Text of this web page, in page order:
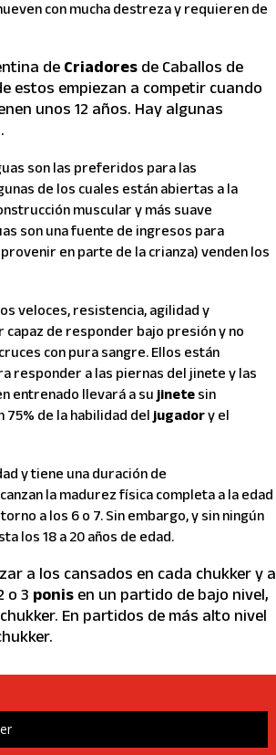
con mucha destreza y requieren de
de Criadores de Caballos de
estos empiezan a competir cuando
unos 12 años. Hay algunas
son las preferidos para las
de los cuales están abiertas a la
muscular y más suave
son una fuente de ingresos para
en parte de la crianza) venden los
veloces, resistencia, agilidad y
de responder bajo presión y no
con pura sangre. Ellos están
responder a las piernas del jinete y las
entrenado llevará a su jinete sin
de la habilidad del jugadory el
y tiene una duración de
la madurez física completa a la edad
a los 6 o 7. Sin embargo, y sin ningún
los 18 a 20 años de edad.
a los cansados en cada chukker y a
o 3 ponis en un partido de bajo nivel,
En partidos de más alto nivel